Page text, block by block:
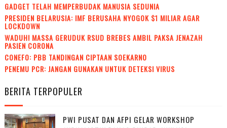
GADGET TELAH MEMPERBUDAK MANUSIA SEDUNIA
PRESIDEN BELARUSIA: IMF BERUSAHA NYOGOK $1 MILIAR AGAR
LOCKDOWN
WADUH! MASSA GERUDUK RSUD BREBES AMBIL PAKSA JENAZAH
PASIEN CORONA
CONEFO: PBB TANDINGAN CIPTAAN SOEKARNO
PENEMU PCR: JANGAN GUNAKAN UNTUK DETEKSI VIRUS
BERITA TERPOPULER
PWI PUSAT DAN AFPI GELAR WORKSHOP